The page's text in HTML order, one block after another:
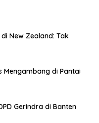
New Zealand: Tak
Mengambang di Pantai
Gerindra di Banten